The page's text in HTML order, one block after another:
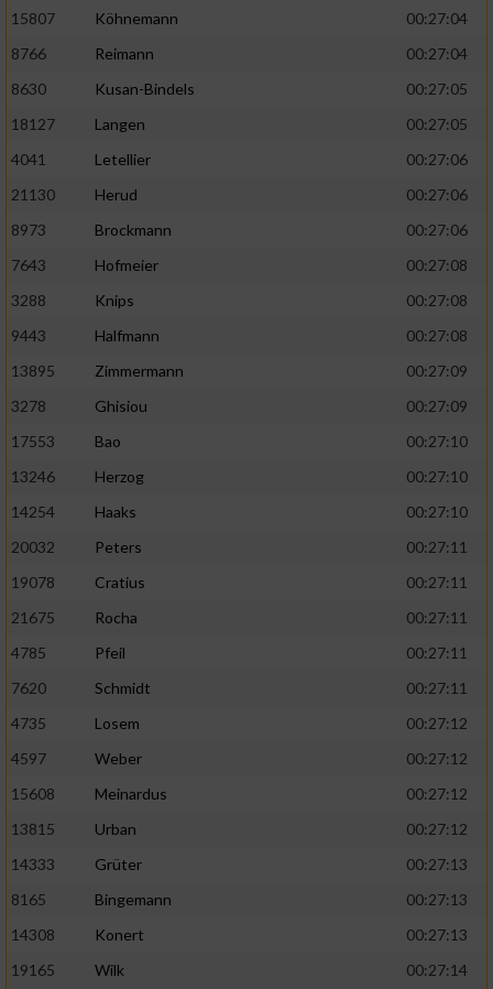
15807
Köhnemann
00:27:04
8766
Reimann
00:27:04
8630
Kusan-Bindels
00:27:05
18127
Langen
00:27:05
4041
Letellier
00:27:06
21130
Herud
00:27:06
8973
Brockmann
00:27:06
7643
Hofmeier
00:27:08
3288
Knips
00:27:08
9443
Halfmann
00:27:08
13895
Zimmermann
00:27:09
3278
Ghisiou
00:27:09
17553
Bao
00:27:10
13246
Herzog
00:27:10
14254
Haaks
00:27:10
20032
Peters
00:27:11
19078
Cratius
00:27:11
21675
Rocha
00:27:11
4785
Pfeil
00:27:11
7620
Schmidt
00:27:11
4735
Losem
00:27:12
4597
Weber
00:27:12
15608
Meinardus
00:27:12
13815
Urban
00:27:12
14333
Grüter
00:27:13
8165
Bingemann
00:27:13
14308
Konert
00:27:13
19165
Wilk 00:27:14